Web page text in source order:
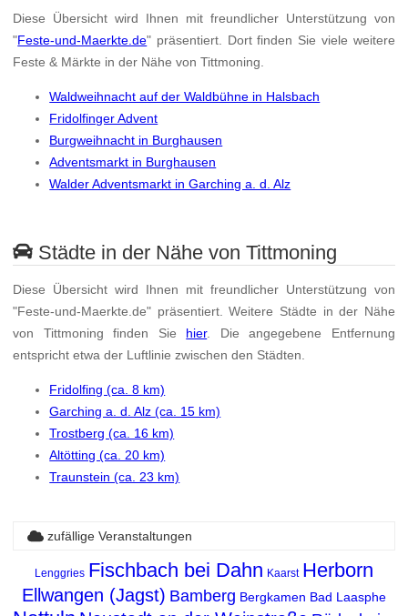
Diese Übersicht wird Ihnen mit freundlicher Unterstützung von
"Feste-und-Maerkte.de" präsentiert. Dort finden Sie viele weitere
Feste & Märkte in der Nähe von Tittmoning.
Waldweihnacht auf der Waldbühne in Halsbach
Fridolfinger Advent
Burgweihnacht in Burghausen
Adventsmarkt in Burghausen
Walder Adventsmarkt in Garching a. d. Alz
Städte in der Nähe von Tittmoning
Diese Übersicht wird Ihnen mit freundlicher Unterstützung von
"Feste-und-Maerkte.de" präsentiert. Weitere Städte in der Nähe
von Tittmoning finden Sie hier. Die angegebene Entfernung
entspricht etwa der Luftlinie zwischen den Städten.
Fridolfing (ca. 8 km)
Garching a. d. Alz (ca. 15 km)
Trostberg (ca. 16 km)
Altötting (ca. 20 km)
Traunstein (ca. 23 km)
zufällige Veranstaltungen
Lenggries Fischbach bei Dahn Kaarst Herborn
Ellwangen (Jagst) Bamberg Bergkamen Bad Laasphe